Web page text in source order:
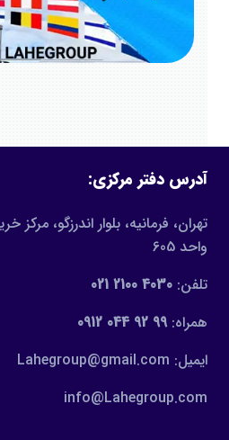
آدرس دفتر مرکزی:
تهران، فرمانیه، بلوار اندرزگو،
واحد 605
تلفن: 4030 2100 021
همراه:99 92 044 0912
ایمیل: Lahegroup@gmail.com
info@Lahegroup.com